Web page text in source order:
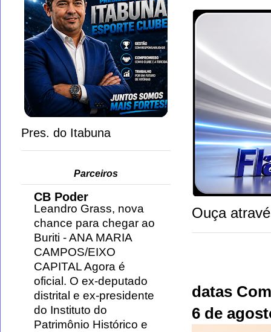
Ouça
datas
6 de
Pres. do Itabuna
Parceiros
CB Poder
Leandro Grass, nova
chance para chegar ao
Buriti -ANA MARIA
CAMPOS/EIXO
CAPITAL Agora é
oficial. O ex-deputado
distrital e ex-presidente
do Instituto do
Patrimônio Histórico e